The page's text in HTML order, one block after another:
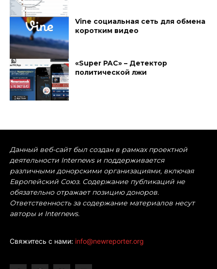
Vine социальная сеть для обмена
коротким видео
«Super PAC» – Детектор
политической лжи
Данный веб-сайт был создан в рамках проектной
деятельности Internews и поддерживается
различными донорскими организациями, включая
Европейский Союз. Содержание публикаций не
обязательно отражает позицию доноров.
Ответственность за содержание материалов несут
авторы и Internews.
Свяжитесь с нами: info@newreporter.org